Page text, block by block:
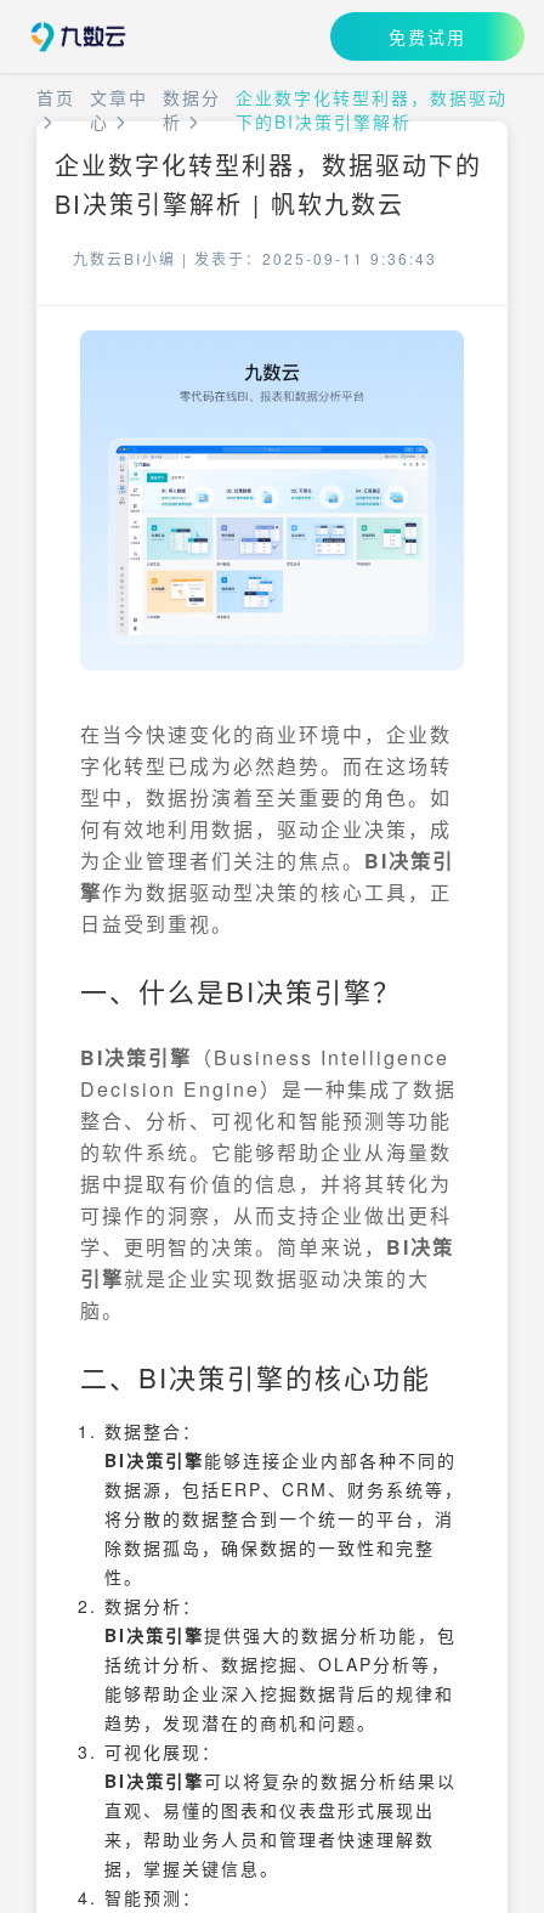
免费试用
首页
文章中
心
数据分
析
企业数字化转型利器，数据驱动
下的BI决策引擎解析
企业数字化转型利器，数据驱动下的
BI决策引擎解析 | 帆软九数云
九数云BI小编 | 发表于：2025-09-11 9:36:43
在当今快速变化的商业环境中，企业数
字化转型已成为必然趋势。而在这场转
型中，数据扮演着至关重要的角色。如
何有效地利用数据，驱动企业决策，成
为企业管理者们关注的焦点。 BI决策引
擎作为数据驱动型决策的核心工具，正
日益受到重视。
一、什么是BI决策引擎？
BI决策引擎 （Business Intelligence
Decision Engine）是一种集成了数据
整合、分析、可视化和智能预测等功能
的软件系统。它能够帮助企业从海量数
据中提取有价值的信息，并将其转化为
可操作的洞察，从而支持企业做出更科
学、更明智的决策。简单来说， BI决策
引擎就是企业实现数据驱动决策的大
脑。
二、BI决策引擎的核心功能
数据整合：
BI决策引擎能够连接企业内部各种不同的
数据源，包括ERP、CRM、财务系统等，
将分散的数据整合到一个统一的平台，消
除数据孤岛，确保数据的一致性和完整
性。
数据分析：
BI决策引擎提供强大的数据分析功能，包
括统计分析、数据挖掘、OLAP分析等，
能够帮助企业深入挖掘数据背后的规律和
趋势，发现潜在的商机和问题。
可视化展现：
BI决策引擎可以将复杂的数据分析结果以
直观、易懂的图表和仪表盘形式展现出
来，帮助业务人员和管理者快速理解数
据，掌握关键信息。
智能预测：